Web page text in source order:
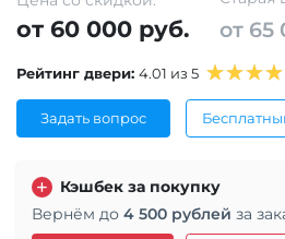
от 60 000 руб. от 65
Рейтинг двери: 4.01 из 5
Задать вопрос
Кэшбек за покупку
Вернём до 4 500 рублей за